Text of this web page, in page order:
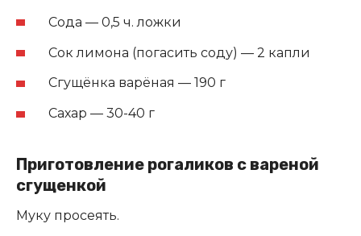
Сода — 0,5 ч. ложки
Сок лимона (погасить соду) — 2 капли
Сгущёнка варёная — 190 г
Сахар — 30-40 г
Приготовление рогаликов с вареной
сгущенкой
Муку просеять.